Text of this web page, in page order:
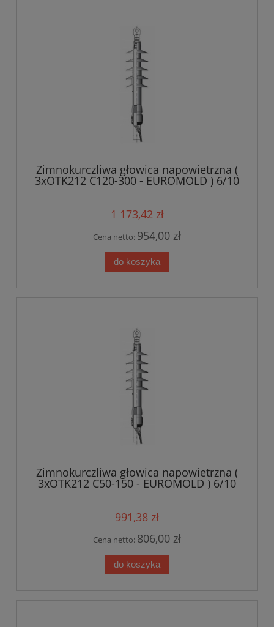
Zimnokurczliwa głowica napowietrzna (
3xOTK212 C120-300 - EUROMOLD ) 6/10
1 173,42 zł
Cena netto: 954,00 zł
do koszyka
Zimnokurczliwa głowica napowietrzna (
3xOTK212 C50-150 - EUROMOLD ) 6/10
991,38 zł
Cena netto: 806,00 zł
do koszyka